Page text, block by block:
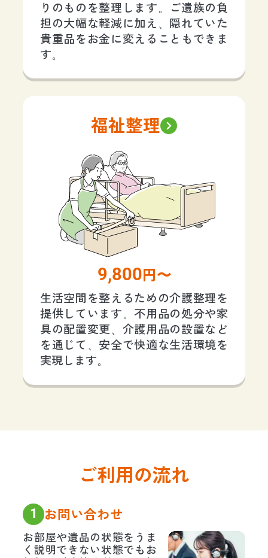
りのものを整理します。ご遺族の負
担の大幅な軽減に加え、隠れていた
貴重品をお金に変えることもできま
す。
福祉整理
9,800 円〜
生活空間を整えるための介護整理を
提供しています。不用品の処分や家
具の配置変更、介護用品の設置など
を通じて、安全で快適な生活環境を
実現します。
ご利用の流れ
1 お問い合わせ
お部屋や遺品の状態をうま
く説明できない状態でもお